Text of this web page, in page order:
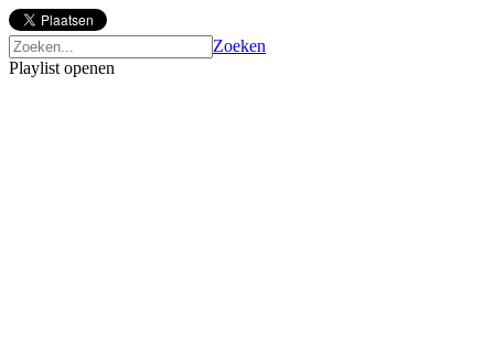
Zoeken
Playlist openen